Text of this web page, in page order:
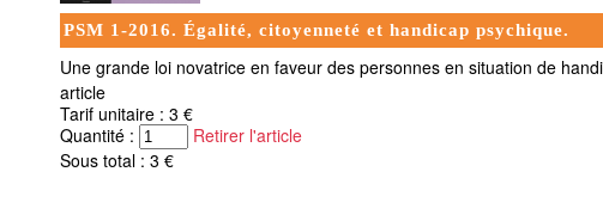
PSM 1-2016. Égalité, citoyenneté et handicap psychique.
Une grande loi novatrice en faveur des personnes en situation de
article
Tarif unitaire : 3 €
Quantité :
Retirer l'article
Sous total : 3 €